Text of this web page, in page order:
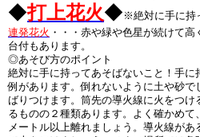
◆打上花火◆ ※絶対に手に持
連発花火 ・・・赤や緑や色星が続けて高
台付もあります。
◎あそび方のポイント
絶対に手に持ってあそばないこと！手に
例があります。倒れないように土や砂で
ばりつけます。筒先の導火線に火をつけ
るものの２種類あります。よく確かめて
メートル以上離れましょう。導火線が